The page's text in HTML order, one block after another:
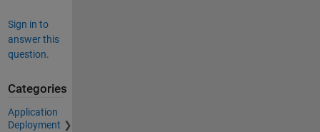
Sign in to
answer this
question.
Categories
Application
Deployment